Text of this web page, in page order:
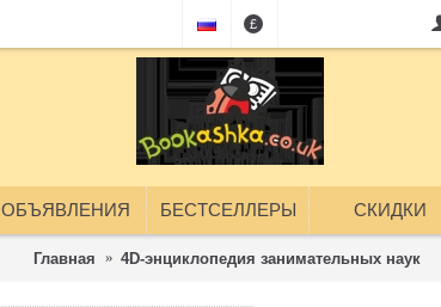
£
ОБЪЯВЛЕНИЯ БЕСТСЕЛЛЕРЫ СКИДКИ
Главная 4D-энциклопедия занимательных наук